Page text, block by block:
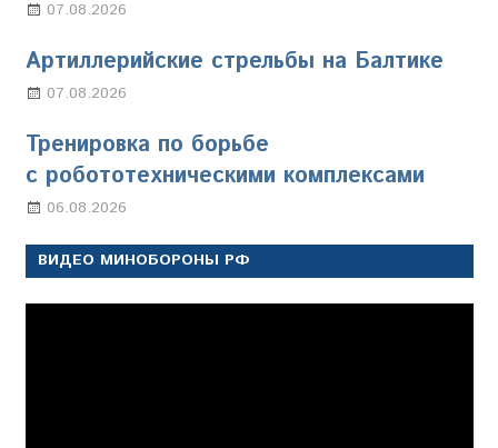
07.08.2026
Артиллерийские стрельбы на Балтике
07.08.2026
Тренировка по борьбе
с робототехническими комплексами
06.08.2026
ВИДЕО МИНОБОРОНЫ РФ